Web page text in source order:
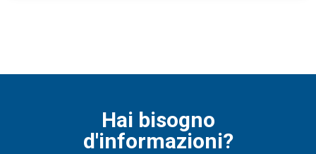
Hai bisogno
d'informazioni?